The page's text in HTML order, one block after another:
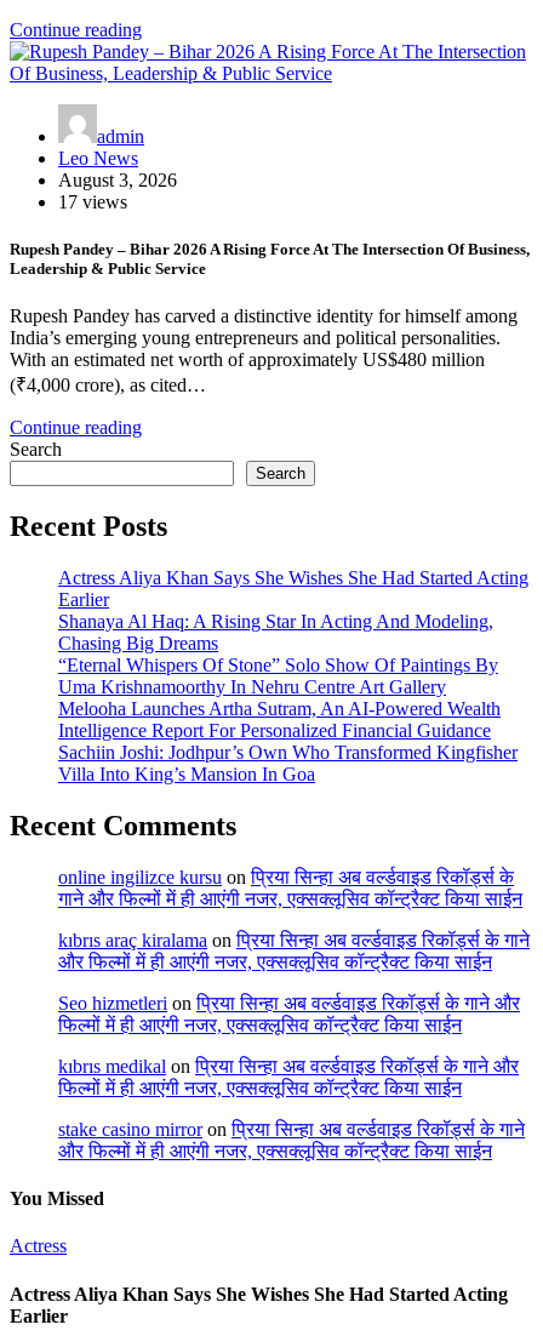
Continue reading
admin
Leo News
August 3, 2026
17 views
Rupesh Pandey – Bihar 2026 A Rising Force At The Intersection Of Business,
Leadership & Public Service
Rupesh Pandey has carved a distinctive identity for himself among
India’s emerging young entrepreneurs and political personalities.
With an estimated net worth of approximately US$480 million
(₹4,000 crore), as cited…
Continue reading
Search
Search
Recent Posts
Actress Aliya Khan Says She Wishes She Had Started Acting
Earlier
Shanaya Al Haq: A Rising Star In Acting And Modeling,
Chasing Big Dreams
“Eternal Whispers Of Stone” Solo Show Of Paintings By
Uma Krishnamoorthy In Nehru Centre Art Gallery
Melooha Launches Artha Sutram, An AI-Powered Wealth
Intelligence Report For Personalized Financial Guidance
Sachiin Joshi: Jodhpur’s Own Who Transformed Kingfisher
Villa Into King’s Mansion In Goa
Recent Comments
online ingilizce kursu onप्रिया सिन्हा अब वर्ल्डवाइड रिकॉर्ड्स के
गाने और फिल्मों में ही आएंगी नजर, एक्सक्लूसिव कॉन्ट्रैक्ट किया साईन
kıbrıs araç kiralama onप्रिया सिन्हा अब वर्ल्डवाइड रिकॉर्ड्स के गाने
और फिल्मों में ही आएंगी नजर, एक्सक्लूसिव कॉन्ट्रैक्ट किया साईन
Seo hizmetleri onप्रिया सिन्हा अब वर्ल्डवाइड रिकॉर्ड्स के गाने और
फिल्मों में ही आएंगी नजर, एक्सक्लूसिव कॉन्ट्रैक्ट किया साईन
kıbrıs medikal onप्रिया सिन्हा अब वर्ल्डवाइड रिकॉर्ड्स के गाने और
फिल्मों में ही आएंगी नजर, एक्सक्लूसिव कॉन्ट्रैक्ट किया साईन
stake casino mirroronप्रिया सिन्हा अब वर्ल्डवाइड रिकॉर्ड्स के गाने
और फिल्मों में ही आएंगी नजर, एक्सक्लूसिव कॉन्ट्रैक्ट किया साईन
You Missed
Actress
Actress Aliya Khan Says She Wishes She Had Started Acting
Earlier